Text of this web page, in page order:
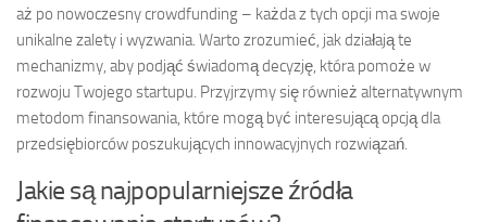
aż po nowoczesny crowdfunding – każda z tych opcji ma swoje
unikalne zalety i wyzwania. Warto zrozumieć, jak działają te
mechanizmy, aby podjąć świadomą decyzję, która pomoże w
rozwoju Twojego startupu. Przyjrzymy się również alternatywnym
metodom finansowania, które mogą być interesującą opcją dla
przedsiębiorców poszukujących innowacyjnych rozwiązań.
Jakie są najpopularniejsze źródła